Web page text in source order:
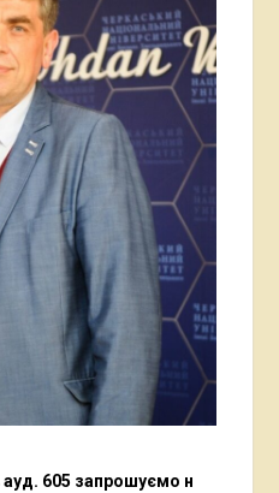
ауд. 605 запрошуємо н